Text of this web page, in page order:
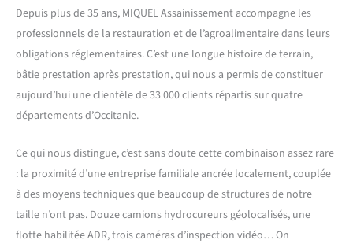
Depuis plus de 35 ans, MIQUEL Assainissement accompagne les
professionnels de la restauration et de l’agroalimentaire dans leurs
obligations réglementaires. C’est une longue histoire de terrain,
bâtie prestation après prestation, qui nous a permis de constituer
aujourd’hui une clientèle de 33 000 clients répartis sur quatre
départements d’Occitanie.
Ce qui nous distingue, c’est sans doute cette combinaison assez rare
: la proximité d’une entreprise familiale ancrée localement, couplée
à des moyens techniques que beaucoup de structures de notre
taille n’ont pas. Douze camions hydrocureurs géolocalisés, une
flotte habilitée ADR, trois caméras d’inspection vidéo… On